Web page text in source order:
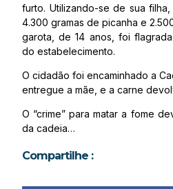
furto. Utilizando-se de sua
4.300 gramas de picanha e
garota, de 14 anos, foi
do estabelecimento.
O cidadão foi encaminhado a
entregue a mãe, e a carne
O “crime” para matar a fome
da cadeia…
Compartilhe :